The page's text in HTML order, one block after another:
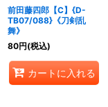
前田藤四郎【C】{D-
TB07/088}《刀剣乱
舞》
80円(税込)
カートに入れる